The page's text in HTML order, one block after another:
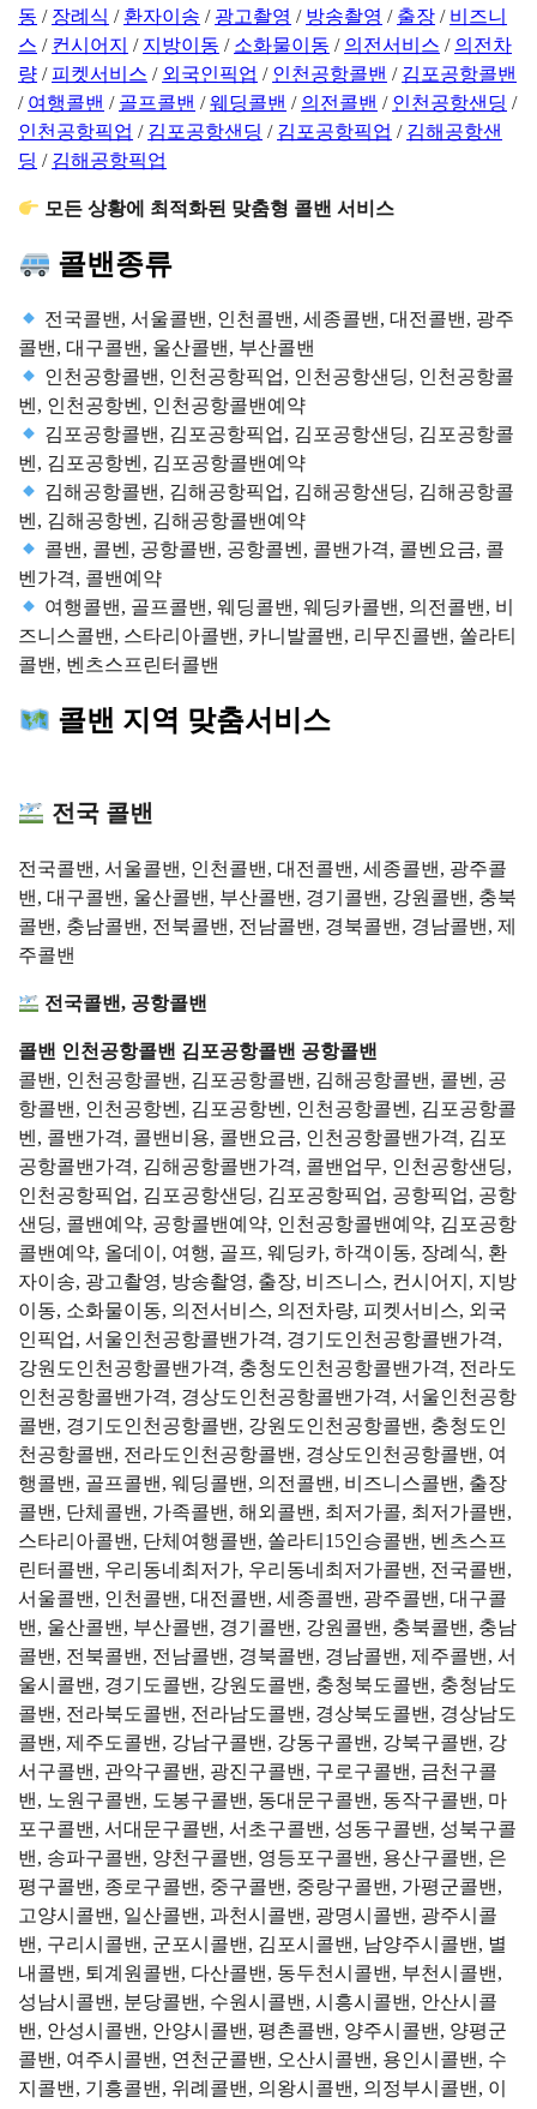
동 / 장례식 / 환자이송 / 광고촬영 / 방송촬영 / 출장 / 비즈니
스 / 컨시어지 / 지방이동 / 소화물이동 / 의전서비스 / 의전차
량 / 피켓서비스 / 외국인픽업 / 인천공항콜밴 / 김포공항콜밴
/ 여행콜밴 / 골프콜밴 /웨딩콜밴 / 의전콜밴 / 인천공항샌딩 /
인천공항픽업 / 김포공항샌딩 / 김포공항픽업 / 김해공항샌
딩 / 김해공항픽업
모든 상황에 최적화된 맞춤형 콜밴 서비스
콜밴종류
전국콜밴, 서울콜밴, 인천콜밴, 세종콜밴, 대전콜밴, 광주
콜밴, 대구콜밴, 울산콜밴, 부산콜밴
인천공항콜밴, 인천공항픽업, 인천공항샌딩, 인천공항콜
벤, 인천공항벤, 인천공항콜밴예약
김포공항콜밴, 김포공항픽업, 김포공항샌딩, 김포공항콜
벤, 김포공항벤, 김포공항콜밴예약
김해공항콜밴, 김해공항픽업, 김해공항샌딩, 김해공항콜
벤, 김해공항벤, 김해공항콜밴예약
콜밴, 콜벤, 공항콜밴, 공항콜벤, 콜밴가격, 콜벤요금, 콜
벤가격, 콜밴예약
여행콜밴, 골프콜밴, 웨딩콜밴, 웨딩카콜밴, 의전콜밴, 비
즈니스콜밴, 스타리아콜밴, 카니발콜밴, 리무진콜밴, 쏠라티
콜밴, 벤츠스프린터콜밴
콜밴 지역 맞춤서비스
전국 콜밴
전국콜밴, 서울콜밴, 인천콜밴, 대전콜밴, 세종콜밴, 광주콜
밴, 대구콜밴, 울산콜밴, 부산콜밴, 경기콜밴, 강원콜밴, 충북
콜밴, 충남콜밴, 전북콜밴, 전남콜밴, 경북콜밴, 경남콜밴, 제
주콜밴
전국콜밴, 공항콜밴
콜밴 인천공항콜밴 김포공항콜밴 공항콜밴
콜밴, 인천공항콜밴, 김포공항콜밴, 김해공항콜밴, 콜벤, 공
항콜밴, 인천공항벤, 김포공항벤, 인천공항콜벤, 김포공항콜
벤, 콜밴가격, 콜밴비용, 콜밴요금, 인천공항콜밴가격, 김포
공항콜밴가격, 김해공항콜밴가격, 콜밴업무, 인천공항샌딩,
인천공항픽업, 김포공항샌딩, 김포공항픽업, 공항픽업, 공항
샌딩, 콜밴예약, 공항콜밴예약, 인천공항콜밴예약, 김포공항
콜밴예약, 올데이, 여행, 골프, 웨딩카, 하객이동, 장례식, 환
자이송, 광고촬영, 방송촬영, 출장, 비즈니스, 컨시어지, 지방
이동, 소화물이동, 의전서비스, 의전차량, 피켓서비스, 외국
인픽업, 서울인천공항콜밴가격, 경기도인천공항콜밴가격,
강원도인천공항콜밴가격, 충청도인천공항콜밴가격, 전라도
인천공항콜밴가격, 경상도인천공항콜밴가격, 서울인천공항
콜밴, 경기도인천공항콜밴, 강원도인천공항콜밴, 충청도인
천공항콜밴, 전라도인천공항콜밴, 경상도인천공항콜밴, 여
행콜밴, 골프콜밴, 웨딩콜밴, 의전콜밴, 비즈니스콜밴, 출장
콜밴, 단체콜밴, 가족콜밴, 해외콜밴, 최저가콜, 최저가콜밴,
스타리아콜밴, 단체여행콜밴, 쏠라티15인승콜밴, 벤츠스프
린터콜밴, 우리동네최저가, 우리동네최저가콜밴, 전국콜밴,
서울콜밴, 인천콜밴, 대전콜밴, 세종콜밴, 광주콜밴, 대구콜
밴, 울산콜밴, 부산콜밴, 경기콜밴, 강원콜밴, 충북콜밴, 충남
콜밴, 전북콜밴, 전남콜밴, 경북콜밴, 경남콜밴, 제주콜밴, 서
울시콜밴, 경기도콜밴, 강원도콜밴, 충청북도콜밴, 충청남도
콜밴, 전라북도콜밴, 전라남도콜밴, 경상북도콜밴, 경상남도
콜밴, 제주도콜밴, 강남구콜밴, 강동구콜밴, 강북구콜밴, 강
서구콜밴, 관악구콜밴, 광진구콜밴, 구로구콜밴, 금천구콜
밴, 노원구콜밴, 도봉구콜밴, 동대문구콜밴, 동작구콜밴, 마
포구콜밴, 서대문구콜밴, 서초구콜밴, 성동구콜밴, 성북구콜
밴, 송파구콜밴, 양천구콜밴, 영등포구콜밴, 용산구콜밴, 은
평구콜밴, 종로구콜밴, 중구콜밴, 중랑구콜밴, 가평군콜밴,
고양시콜밴, 일산콜밴, 과천시콜밴, 광명시콜밴, 광주시콜
밴, 구리시콜밴, 군포시콜밴, 김포시콜밴, 남양주시콜밴, 별
내콜밴, 퇴계원콜밴, 다산콜밴, 동두천시콜밴, 부천시콜밴,
성남시콜밴, 분당콜밴, 수원시콜밴, 시흥시콜밴, 안산시콜
밴, 안성시콜밴, 안양시콜밴, 평촌콜밴, 양주시콜밴, 양평군
콜밴, 여주시콜밴, 연천군콜밴, 오산시콜밴, 용인시콜밴, 수
지콜밴, 기흥콜밴, 위례콜밴, 의왕시콜밴, 의정부시콜밴, 이